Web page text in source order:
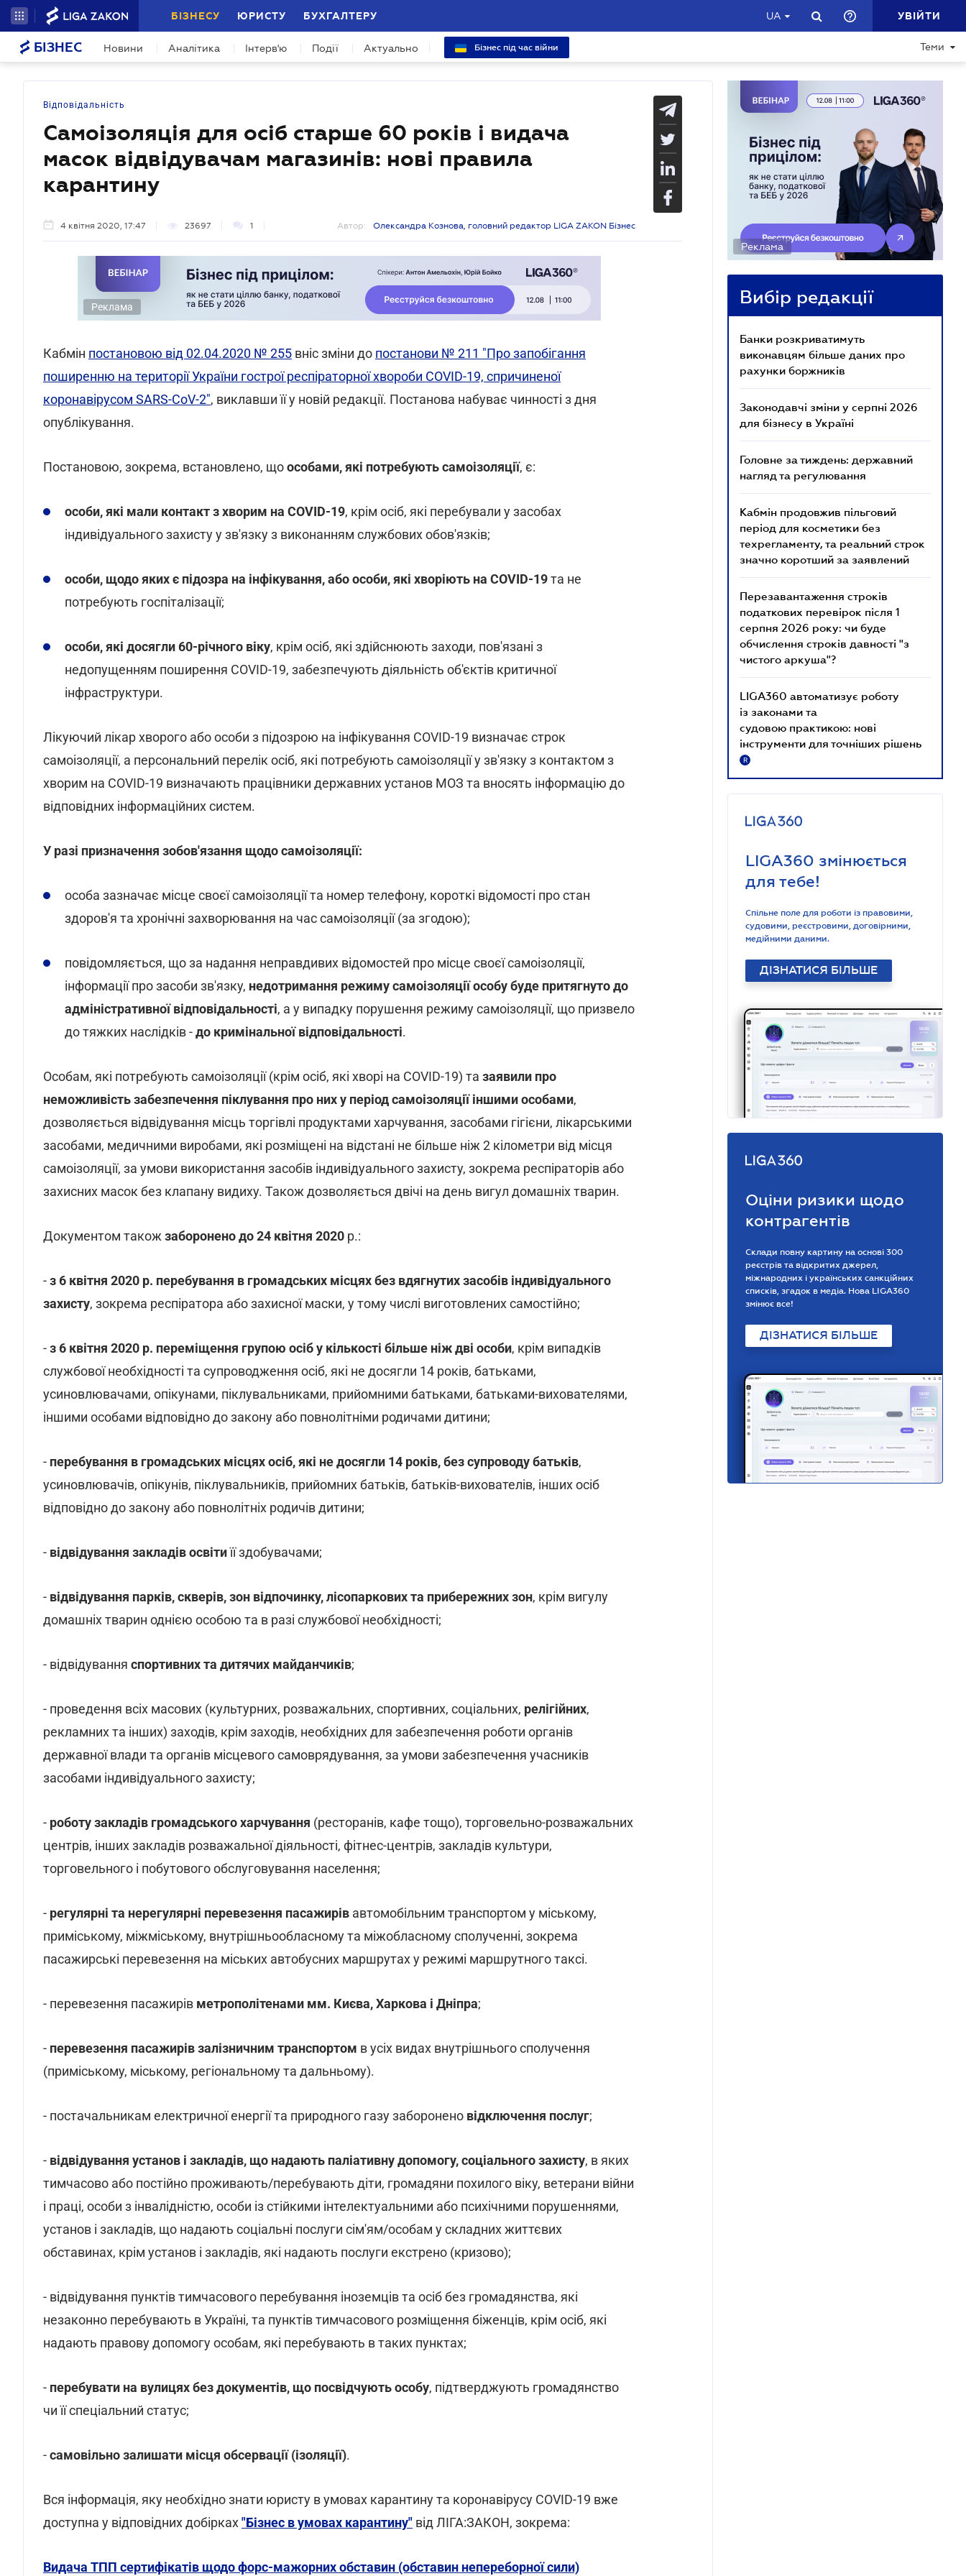
БІЗНЕСУ ЮРИСТУ БУХГАЛТЕРУ UA УВІЙТИ
БІЗНЕС Новини Аналітика Інтерв'ю Події Актуально Бізнес під час війни Теми
Відповідальність
Самоізоляція для осіб старше 60 років і видача
масок відвідувачам магазинів: нові правила
карантину
4 квітня 2020, 17:47 23697 1 Автор: Олександра Кознова, головний редактор LIGA ZAKON Бізнес
Реклама
Кабмін постановою від 02.04.2020 № 255 вніс зміни до постанови № 211 "Про запобігання
поширенню на території України гострої респіраторної хвороби COVID-19, спричиненої
коронавірусом SARS-CoV-2", виклавши її у новій редакції. Постанова набуває чинності з дня
опублікування.
Постановою, зокрема, встановлено, щоособами, які потребують самоізоляції, є:
особи, які мали контакт з хворим на COVID-19, крім осіб, які перебували у засобах
індивідуального захисту у зв'язку з виконанням службових обов'язків;
особи, щодо яких є підозра на інфікування, або особи, які хворіють на COVID-19та не
потребують госпіталізації;
особи, які досягли 60-річного віку, крім осіб, які здійснюють заходи, пов'язані з
недопущенням поширення COVID-19, забезпечують діяльність об'єктів критичної
інфраструктури.
Лікуючий лікар хворого або особи з підозрою на інфікування COVID-19 визначає строк
самоізоляції, а персональний перелік осіб, які потребують самоізоляції у зв'язку з контактом з
хворим на COVID-19 визначають працівники державних установ МОЗ та вносять інформацію до
відповідних інформаційних систем.
У разі призначення зобов'язання щодо самоізоляції:
особа зазначає місце своєї самоізоляції та номер телефону, короткі відомості про стан
здоров'я та хронічні захворювання на час самоізоляції (за згодою);
повідомляється, що за надання неправдивих відомостей про місце своєї самоізоляції,
інформації про засоби зв'язку, недотримання режиму самоізоляції особу буде притягнуто до
адміністративної відповідальності, а у випадку порушення режиму самоізоляції, що призвело
до тяжких наслідків -до кримінальної відповідальності.
Особам, які потребують самоізоляції (крім осіб, які хворі на COVID-19) та заявили про
неможливість забезпечення піклування про них у період самоізоляції іншими особами,
дозволяється відвідування місць торгівлі продуктами харчування, засобами гігієни, лікарськими
засобами, медичними виробами, які розміщені на відстані не більше ніж 2 кілометри від місця
самоізоляції, за умови використання засобів індивідуального захисту, зокрема респіраторів або
захисних масок без клапану видиху. Також дозволяється двічі на день вигул домашніх тварин.
Документом також заборонено до 24 квітня 2020 р.:
-з 6 квітня 2020 р. перебування в громадських місцях без вдягнутих засобів індивідуального
захисту, зокрема респіратора або захисної маски, у тому числі виготовлених самостійно;
-з 6 квітня 2020 р. переміщення групою осіб у кількості більше ніж дві особи, крім випадків
службової необхідності та супроводження осіб, які не досягли 14 років, батьками,
усиновлювачами, опікунами, піклувальниками, прийомними батьками, батьками-вихователями,
іншими особами відповідно до закону або повнолітніми родичами дитини;
- перебування в громадських місцях осіб, які не досягли 14 років, без супроводу батьків,
усиновлювачів, опікунів, піклувальників, прийомних батьків, батьків-вихователів, інших осіб
відповідно до закону або повнолітніх родичів дитини;
- відвідування закладів освітиїї здобувачами;
- відвідування парків, скверів, зон відпочинку, лісопаркових та прибережних зон, крім вигулу
домашніх тварин однією особою та в разі службової необхідності;
- відвідування спортивних та дитячих майданчиків;
- проведення всіх масових (культурних, розважальних, спортивних, соціальних, релігійних,
рекламних та інших) заходів, крім заходів, необхідних для забезпечення роботи органів
державної влади та органів місцевого самоврядування, за умови забезпечення учасників
засобами індивідуального захисту;
- роботу закладів громадського харчування (ресторанів, кафе тощо), торговельно-розважальних
центрів, інших закладів розважальної діяльності, фітнес-центрів, закладів культури,
торговельного і побутового обслуговування населення;
- регулярні та нерегулярні перевезення пасажирів автомобільним транспортом у міському,
приміському, міжміському, внутрішньообласному та міжобласному сполученні, зокрема
пасажирські перевезення на міських автобусних маршрутах у режимі маршрутного таксі.
- перевезення пасажирів метрополітенами мм. Києва, Харкова і Дніпра;
- перевезення пасажирів залізничним транспортом в усіх видах внутрішнього сполучення
(приміському, міському, регіональному та дальньому).
- постачальникам електричної енергії та природного газу заборонено відключення послуг;
- відвідування установ і закладів, що надають паліативну допомогу, соціального захисту, в яких
тимчасово або постійно проживають/перебувають діти, громадяни похилого віку, ветерани війни
і праці, особи з інвалідністю, особи із стійкими інтелектуальними або психічними порушеннями,
установ і закладів, що надають соціальні послуги сім'ям/особам у складних життєвих
обставинах, крім установ і закладів, які надають послуги екстрено (кризово);
- відвідування пунктів тимчасового перебування іноземців та осіб без громадянства, які
незаконно перебувають в Україні, та пунктів тимчасового розміщення біженців, крім осіб, які
надають правову допомогу особам, які перебувають в таких пунктах;
- перебувати на вулицях без документів, що посвідчують особу, підтверджують громадянство
чи її спеціальний статус;
-самовільно залишати місця обсервації (ізоляції).
Вся інформація, яку необхідно знати юристу в умовах карантину та коронавірусу COVID-19 вже
доступна у відповідних добірках"Бізнес в умовах карантину" від ЛІГА:ЗАКОН, зокрема:
Видача ТПП сертифікатів щодо форс-мажорних обставин (обставин непереборної сили)
Реклама
Вибір редакції
Банки розкриватимуть
виконавцям більше даних про
рахунки боржників
Законодавчі зміни у серпні 2026
для бізнесу в Україні
Головне за тиждень: державний
нагляд та регулювання
Кабмін продовжив пільговий
період для косметики без
техрегламенту, та реальний строк
значно коротший за заявлений
Перезавантаження строків
податкових перевірок після 1
серпня 2026 року: чи буде
обчислення строків давності "з
чистого аркуша"?
LIGA360 автоматизує роботу
із законами та
судовою практикою: нові
інструменти для точніших рішень
R
LIGA360 змінюється
для тебе!
Спільне поле для роботи із правовими,
судовими, реєстровими, договірними,
медійними даними.
ДІЗНАТИСЯ БІЛЬШЕ
Оціни ризики щодо
контрагентів
Склади повну картину на основі 300
реєстрів та відкритих джерел,
міжнародних і українських санкційних
списків, згадок в медіа. Нова LIGA360
змінює все!
ДІЗНАТИСЯ БІЛЬШЕ